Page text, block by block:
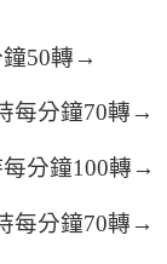
鐘50轉→
每分鐘70轉→
分鐘100轉→
每分鐘70轉→